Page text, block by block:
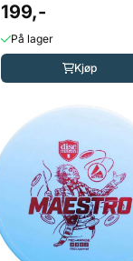
199,-
På lager
Kjøp